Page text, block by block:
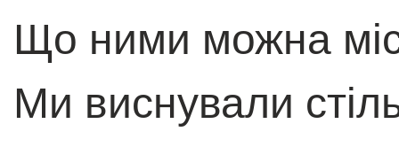
Що ними можна
Ми виснували